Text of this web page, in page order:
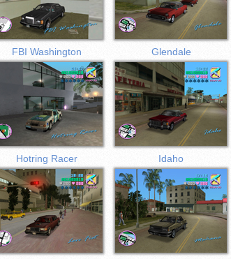
FBI Washington Glendale
Hotring Racer Idaho